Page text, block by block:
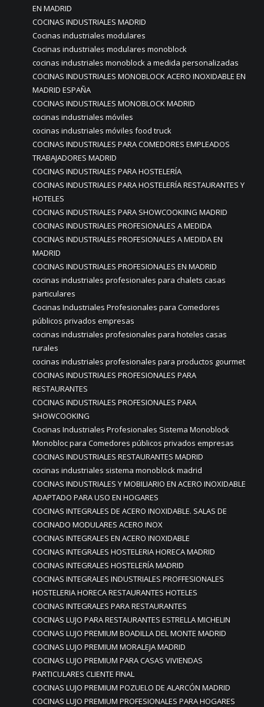
EN MADRID
COCINAS INDUSTRIALES MADRID
Cocinas industriales modulares
Cocinas industriales modulares monoblock
cocinas industriales monoblock a medida personalizadas
COCINAS INDUSTRIALES MONOBLOCK ACERO INOXIDABLE EN
MADRID ESPAÑA
COCINAS INDUSTRIALES MONOBLOCK MADRID
cocinas industriales móviles
cocinas industriales móviles food truck
COCINAS INDUSTRIALES PARA COMEDORES EMPLEADOS
TRABAJADORES MADRID
COCINAS INDUSTRIALES PARA HOSTELERÍA
COCINAS INDUSTRIALES PARA HOSTELERÍA RESTAURANTES Y
HOTELES
COCINAS INDUSTRIALES PARA SHOWCOOKIING MADRID
COCINAS INDUSTRIALES PROFESIONALES A MEDIDA
COCINAS INDUSTRIALES PROFESIONALES A MEDIDA EN
MADRID
COCINAS INDUSTRIALES PROFESIONALES EN MADRID
cocinas industriales profesionales para chalets casas
particulares
Cocinas Industriales Profesionales para Comedores
públicos privados empresas
cocinas industriales profesionales para hoteles casas
rurales
cocinas industriales profesionales para productos gourmet
COCINAS INDUSTRIALES PROFESIONALES PARA
RESTAURANTES
COCINAS INDUSTRIALES PROFESIONALES PARA
SHOWCOOKING
Cocinas Industriales Profesionales Sistema Monoblock
Monobloc para Comedores públicos privados empresas
COCINAS INDUSTRIALES RESTAURANTES MADRID
cocinas industriales sistema monoblock madrid
COCINAS INDUSTRIALES Y MOBILIARIO EN ACERO INOXIDABLE
ADAPTADO PARA USO EN HOGARES
COCINAS INTEGRALES DE ACERO INOXIDABLE. SALAS DE
COCINADO MODULARES ACERO INOX
COCINAS INTEGRALES EN ACERO INOXIDABLE
COCINAS INTEGRALES HOSTELERIA HORECA MADRID
COCINAS INTEGRALES HOSTELERÍA MADRID
COCINAS INTEGRALES INDUSTRIALES PROFFESIONALES
HOSTELERIA HORECA RESTAURANTES HOTELES
COCINAS INTEGRALES PARA RESTAURANTES
COCINAS LUJO PARA RESTAURANTES ESTRELLA MICHELIN
COCINAS LUJO PREMIUM BOADILLA DEL MONTE MADRID
COCINAS LUJO PREMIUM MORALEJA MADRID
COCINAS LUJO PREMIUM PARA CASAS VIVIENDAS
PARTICULARES CLIENTE FINAL
COCINAS LUJO PREMIUM POZUELO DE ALARCÓN MADRID
COCINAS LUJO PREMIUM PROFESIONALES PARA HOGARES